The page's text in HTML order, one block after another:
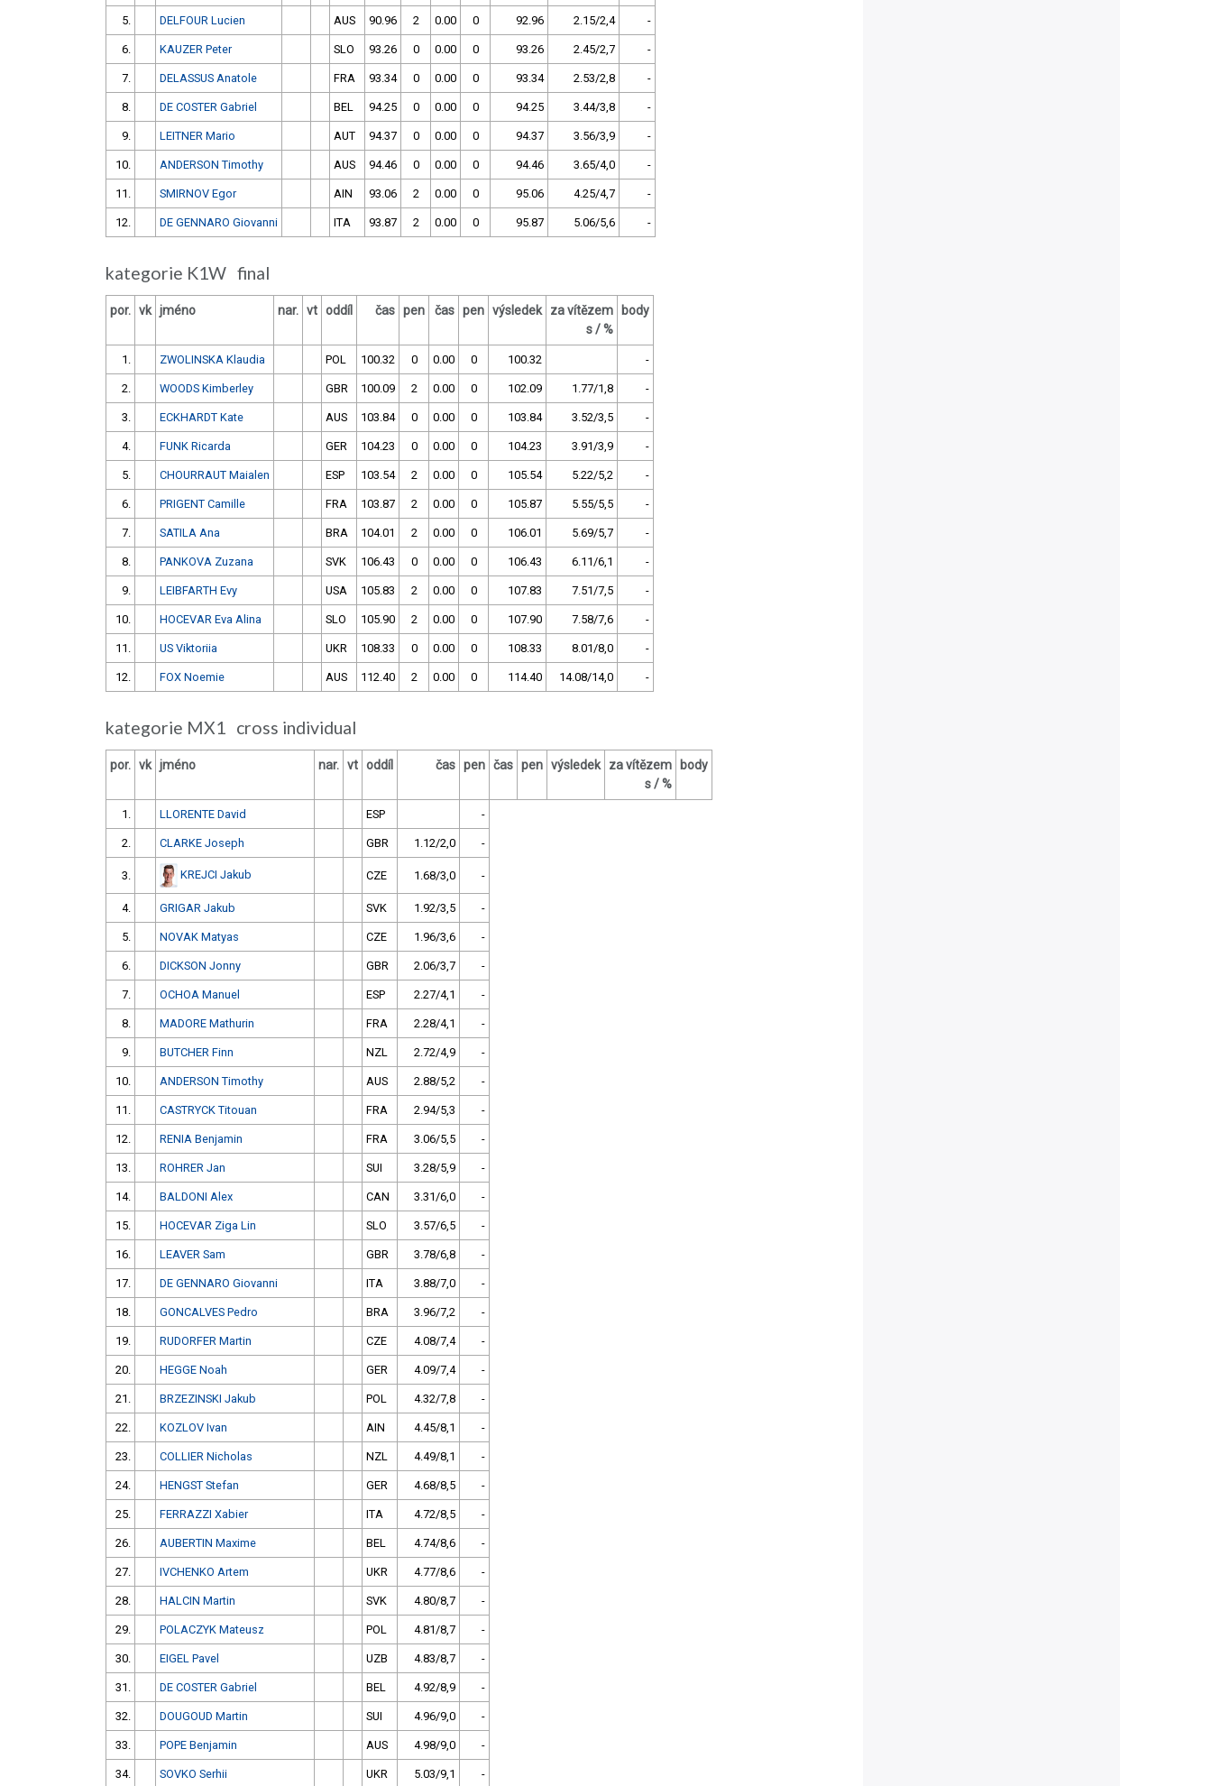
5. DELFOUR Lucien AUS 90.96 2 0.00 0 92.96 2.15/2,4 -
6. KAUZER Peter SLO 93.26 0 0.00 0 93.26 2.45/2,7 -
7. DELASSUS Anatole FRA 93.34 0 0.00 0 93.34 2.53/2,8 -
8. DE COSTER Gabriel BEL 94.25 0 0.00 0 94.25 3.44/3,8 -
9. LEITNER Mario AUT 94.37 0 0.00 0 94.37 3.56/3,9 -
10. ANDERSON Timothy AUS 94.46 0 0.00 0 94.46 3.65/4,0 -
11. SMIRNOV Egor AIN 93.06 2 0.00 0 95.06 4.25/4,7 -
12. DE GENNARO Giovanni ITA 93.87 2 0.00 0 95.87 5.06/5,6 -
kategorie K1W final
por. vk jméno nar. vt oddíl čas pen čas pen výsledek
za vítězem
s / %
body
1. ZWOLINSKA Klaudia POL 100.32 0 0.00 0 100.32 -
2. WOODS Kimberley GBR 100.09 2 0.00 0 102.09 1.77/1,8 -
3. ECKHARDT Kate AUS 103.84 0 0.00 0 103.84 3.52/3,5 -
4. FUNK Ricarda GER 104.23 0 0.00 0 104.23 3.91/3,9 -
5. CHOURRAUT Maialen ESP 103.54 2 0.00 0 105.54 5.22/5,2 -
6. PRIGENT Camille FRA 103.87 2 0.00 0 105.87 5.55/5,5 -
7. SATILA Ana BRA 104.01 2 0.00 0 106.01 5.69/5,7 -
8. PANKOVA Zuzana SVK 106.43 0 0.00 0 106.43 6.11/6,1 -
9. LEIBFARTH Evy USA 105.83 2 0.00 0 107.83 7.51/7,5 -
10. HOCEVAR Eva Alina SLO 105.90 2 0.00 0 107.90 7.58/7,6 -
11. US Viktoriia UKR 108.33 0 0.00 0 108.33 8.01/8,0 -
12. FOX Noemie AUS 112.40 2 0.00 0 114.40 14.08/14,0 -
kategorie MX1 cross individual
por. vk jméno nar. vt oddíl čas pen čas pen výsledek
za vítězem
s / %
body
1. LLORENTE David ESP -
2. CLARKE Joseph GBR 1.12/2,0 -
3. KREJCI Jakub CZE 1.68/3,0 -
4. GRIGAR Jakub SVK 1.92/3,5 -
5. NOVAK Matyas CZE 1.96/3,6 -
6. DICKSON Jonny GBR 2.06/3,7 -
7. OCHOA Manuel ESP 2.27/4,1 -
8. MADORE Mathurin FRA 2.28/4,1 -
9. BUTCHER Finn NZL 2.72/4,9 -
10. ANDERSON Timothy AUS 2.88/5,2 -
11. CASTRYCK Titouan FRA 2.94/5,3 -
12. RENIA Benjamin FRA 3.06/5,5 -
13. ROHRER Jan SUI 3.28/5,9 -
14. BALDONI Alex CAN 3.31/6,0 -
15. HOCEVAR Ziga Lin SLO 3.57/6,5 -
16. LEAVER Sam GBR 3.78/6,8 -
17. DE GENNARO Giovanni ITA 3.88/7,0 -
18. GONCALVES Pedro BRA 3.96/7,2 -
19. RUDORFER Martin CZE 4.08/7,4 -
20. HEGGE Noah GER 4.09/7,4 -
21. BRZEZINSKI Jakub POL 4.32/7,8 -
22. KOZLOV Ivan AIN 4.45/8,1 -
23. COLLIER Nicholas NZL 4.49/8,1 -
24. HENGST Stefan GER 4.68/8,5 -
25. FERRAZZI Xabier ITA 4.72/8,5 -
26. AUBERTIN Maxime BEL 4.74/8,6 -
27. IVCHENKO Artem UKR 4.77/8,6 -
28. HALCIN Martin SVK 4.80/8,7 -
29. POLACZYK Mateusz POL 4.81/8,7 -
30. EIGEL Pavel UZB 4.83/8,7 -
31. DE COSTER Gabriel BEL 4.92/8,9 -
32. DOUGOUD Martin SUI 4.96/9,0 -
33. POPE Benjamin AUS 4.98/9,0 -
34. SOVKO Serhii UKR 5.03/9,1 -